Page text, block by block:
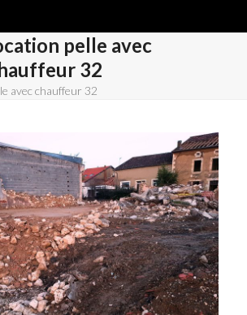
pelle avec
32
avec chauffeur 32